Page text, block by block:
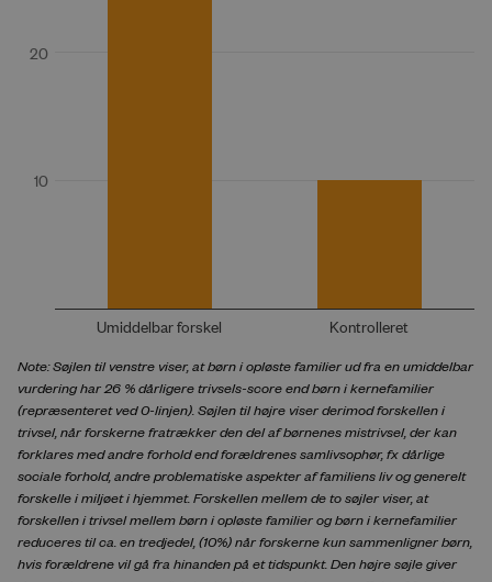
Note: Søjlen til venstre viser, at børn i opløste familier ud fra en umiddelbar
vurdering har 26 % dårligere trivsels-score end børn i kernefamilier
(repræsenteret ved 0-linjen). Søjlen til højre viser derimod forskellen i
trivsel, når forskerne fratrækker den del af børnenes mistrivsel, der kan
forklares med andre forhold end forældrenes samlivsophør, fx dårlige
sociale forhold, andre problematiske aspekter af familiens liv og generelt
forskelle i miljøet i hjemmet. Forskellen mellem de to søjler viser, at
forskellen i trivsel mellem børn i opløste familier og børn i kernefamilier
reduceres til ca. en tredjedel, (10%) når forskerne kun sammenligner børn,
hvis forældrene vil gå fra hinanden på et tidspunkt. Den højre søjle giver